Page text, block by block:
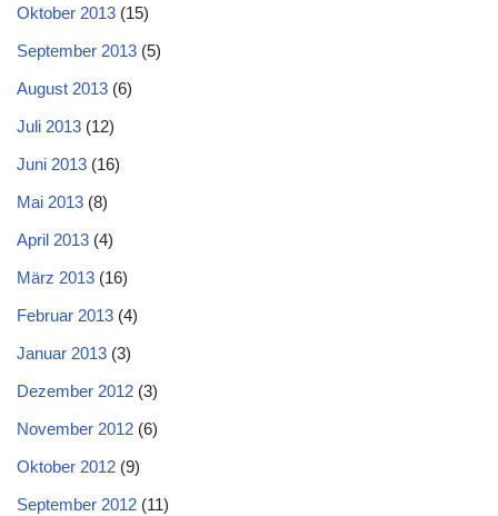
Oktober 2013 (15)
September 2013 (5)
August 2013 (6)
Juli 2013 (12)
Juni 2013 (16)
Mai 2013 (8)
April 2013 (4)
März 2013 (16)
Februar 2013 (4)
Januar 2013 (3)
Dezember 2012 (3)
November 2012 (6)
Oktober 2012 (9)
September 2012 (11)